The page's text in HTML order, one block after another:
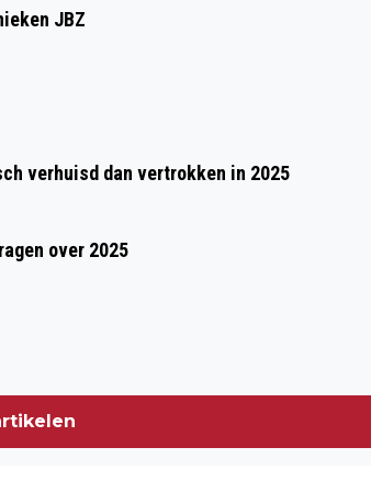
VOOR HELDER MAANSPEKTAKEL
JBZ
verhuisd dan vertrokken in 2025
over 2025